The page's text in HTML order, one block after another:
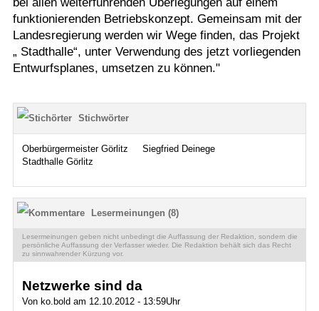
funktionierenden Betriebskonzept. Gemeinsam mit der
Landesregierung werden wir Wege finden, das Projekt
„ Stadthalle“, unter Verwendung des jetzt vorliegenden
Entwurfsplanes, umsetzen zu können."
Stichwörter
Oberbürgermeister Görlitz
Siegfried Deinege
Stadthalle Görlitz
Lesermeinungen (8)
Lesermeinungen geben nicht unbedingt die Auffassung der Redaktion, sondern die
persönliche Auffassung der Verfasser wieder. Die Redaktion behält sich das Recht
zu sinnwahrender Kürzung vor.
Netzwerke sind da
Von ko.bold am 12.10.2012 - 13:59Uhr